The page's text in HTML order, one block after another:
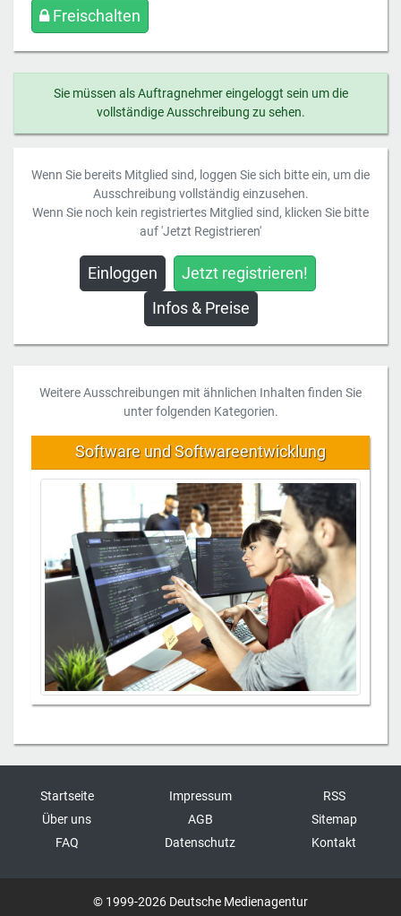
Freischalten
Sie müssen als Auftragnehmer eingeloggt sein um die
vollständige Ausschreibung zu sehen.
Wenn Sie bereits Mitglied sind, loggen Sie sich bitte ein, um die
Ausschreibung vollständig einzusehen.
Wenn Sie noch kein registriertes Mitglied sind, klicken Sie bitte
auf 'Jetzt Registrieren'
Einloggen
Jetzt registrieren!
Infos & Preise
Weitere Ausschreibungen mit ähnlichen Inhalten finden Sie
unter folgenden Kategorien.
Software und Softwareentwicklung
Startseite
Über uns
FAQ
Impressum
AGB
Datenschutz
RSS
Sitemap
Kontakt
© 1999-2026 Deutsche Medienagentur